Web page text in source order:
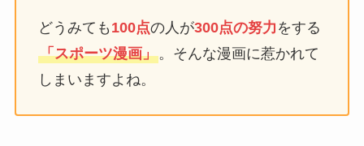
どうみても 100点の人が300点の努力 をする
「スポーツ漫画」。そんな漫画に惹かれて
しまいますよね。